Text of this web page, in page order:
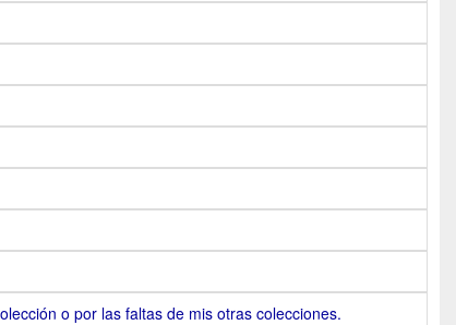
o por las faltas de mis otras colecciones.